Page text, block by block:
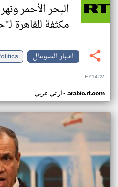
البحر الأحمر
مكثفة للقاهرة
اخبار الصومال
EY14CV
ار تي عربي• arabic.rt.com